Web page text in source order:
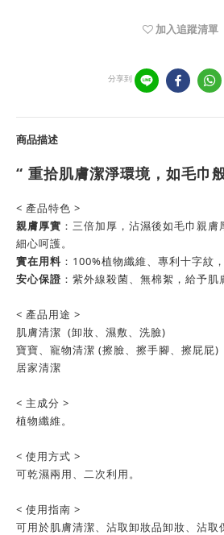
加入追蹤清單
分享到
商品描述
“ 重拾肌膚潔淨環境，如毛巾
< 產品特色 >
親膚厚實 ：三倍加厚，沾濕後如毛巾親
細心呵護。
實在用料 ：100%植物纖維、專利十字紋
安心保證 ：紫外線殺菌、無棉絮，給予肌
< 產品用途 >
肌膚清潔 (卸妝、濕敷、洗臉)
寶寶、寵物清潔 (擦臉、擦手腳、擦屁屁)
居家清潔
< 主成分 >
植物纖維。
< 使用方式 >
可乾濕兩用、二次利用。
< 使用指南 >
可用於肌膚清潔、沾取卸妝品卸妝、沾取